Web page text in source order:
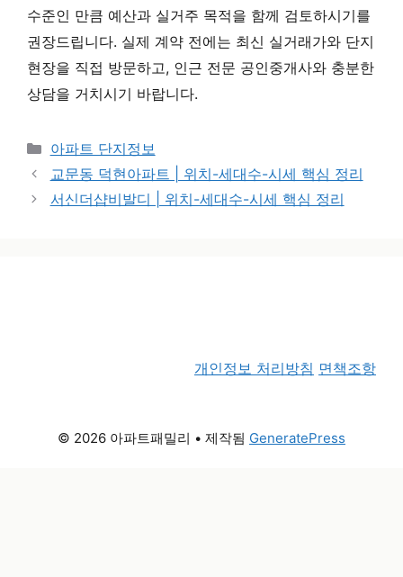
수준인 만큼 예산과 실거주 목적을 함께 검토하시기를
권장드립니다. 실제 계약 전에는 최신 실거래가와 단지
현장을 직접 방문하고, 인근 전문 공인중개사와 충분한
상담을 거치시기 바랍니다.
카테고리
아파트 단지정보
교문동 덕현아파트 | 위치-세대수-시세 핵심 정리
서신더샵비발디 | 위치-세대수-시세 핵심 정리
개인정보 처리방침 면책조항
© 2026 아파트패밀리 • 제작됨 GeneratePress